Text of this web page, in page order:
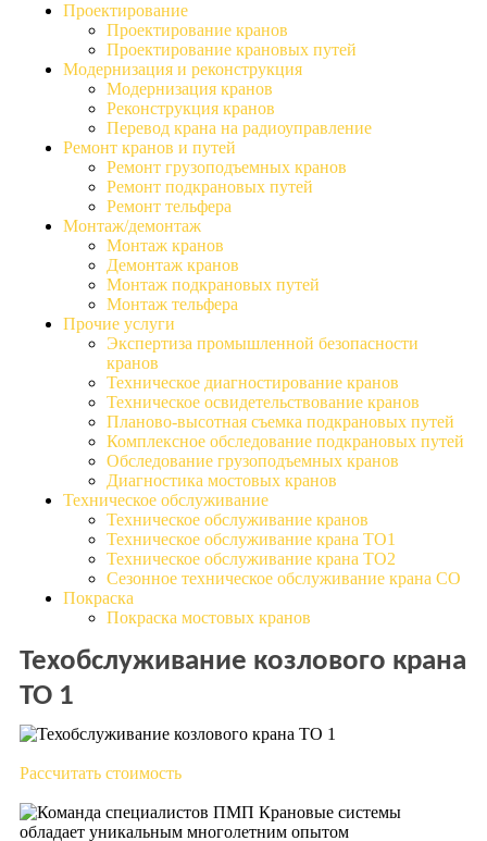
Проектирование
Проектирование кранов
Проектирование крановых путей
Модернизация и реконструкция
Модернизация кранов
Реконструкция кранов
Перевод крана на радиоуправление
Ремонт кранов и путей
Ремонт грузоподъемных кранов
Ремонт подкрановых путей
Ремонт тельфера
Монтаж/демонтаж
Монтаж кранов
Демонтаж кранов
Монтаж подкрановых путей
Монтаж тельфера
Прочие услуги
Экспертиза промышленной безопасности
кранов
Техническое диагностирование кранов
Техническое освидетельствование кранов
Планово-высотная съемка подкрановых путей
Комплексное обследование подкрановых путей
Обследование грузоподъемных кранов
Диагностика мостовых кранов
Техническое обслуживание
Техническое обслуживание кранов
Техническое обслуживание крана ТО1
Техническое обслуживание крана ТО2
Сезонное техническое обслуживание крана СО
Покраска
Покраска мостовых кранов
Техобслуживание козлового крана
ТО 1
Рассчитать стоимость